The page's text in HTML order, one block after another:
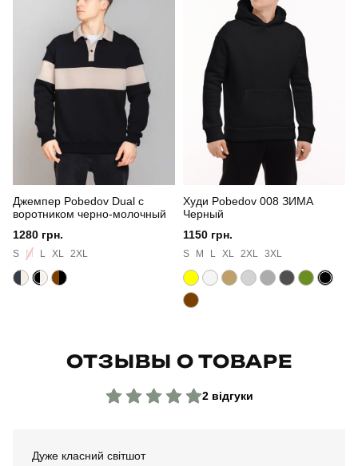
Призначення для повсякденного носіння
повсякденний
Сезон
Склад тканини 80% бавовна, 15% поліестер, 5% еластан
Країна - виробник
Джемпер Pobedov Dual с
воротником черно-молочный
1280 грн.
S M L XL 2XL
Худи Pobedov 008 ЗИМА
Черный
1150 грн.
S M L XL 2XL 3XL
ОТЗЫВЫ О ТОВАРЕ
2 відгуки
Дуже класний світшот